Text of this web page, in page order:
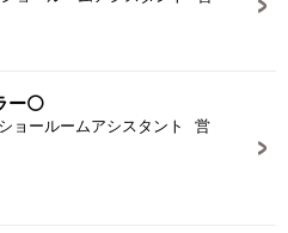
ー⚪
ショールームアシスタント 営